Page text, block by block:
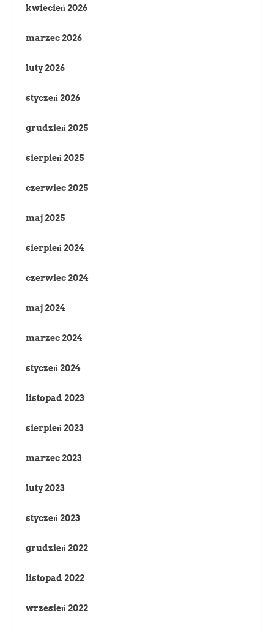
kwiecień 2026
marzec 2026
luty 2026
styczeń 2026
grudzień 2025
sierpień 2025
czerwiec 2025
maj 2025
sierpień 2024
czerwiec 2024
maj 2024
marzec 2024
styczeń 2024
listopad 2023
sierpień 2023
marzec 2023
luty 2023
styczeń 2023
grudzień 2022
listopad 2022
wrzesień 2022